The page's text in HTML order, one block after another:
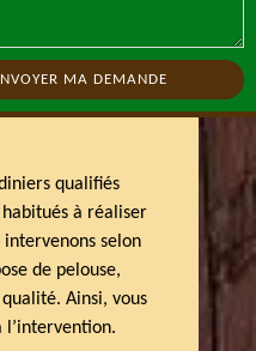
qualifiés
à réaliser
selon
de pelouse,
Ainsi, vous
l’intervention.